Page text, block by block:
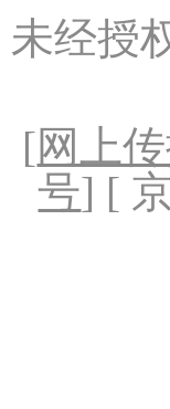
未经授
[网上
号] [